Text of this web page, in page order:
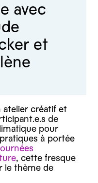
avec
et
atelier créatif et
de
pour
à portée
, cette fresque
le thème de